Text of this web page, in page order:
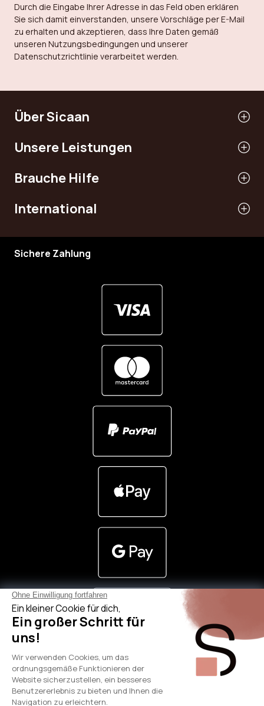
Durch die Eingabe Ihrer Adresse in das Feld oben erklären
Sie sich damit einverstanden, unsere Vorschläge per E-Mail
zu erhalten und akzeptieren, dass Ihre Daten gemäß
unseren Nutzungsbedingungen und unserer
Datenschutzrichtlinie verarbeitet werden.
Über Sicaan
Unsere Leistungen
Brauche Hilfe
International
Sichere Zahlung